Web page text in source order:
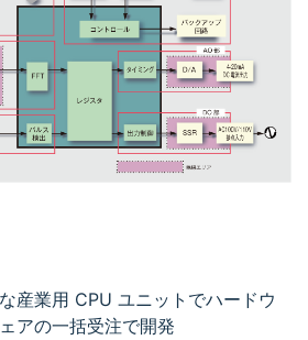
産業用 CPU ユニットでハードウ
アの一括受注で開発